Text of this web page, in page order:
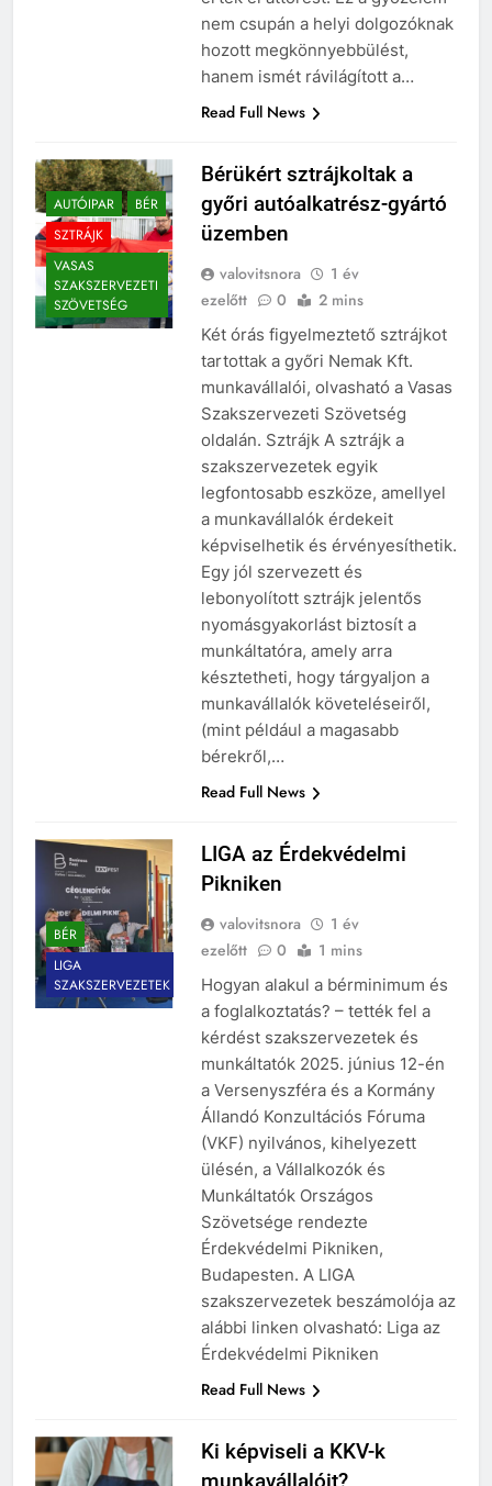
nem csupán a helyi dolgozóknak
hozott megkönnyebbülést,
hanem ismét rávilágított a…
Read Full News
AUTÓIPAR
BÉR
SZTRÁJK
VASAS
SZAKSZERVEZETI
SZÖVETSÉG
Bérükért sztrájkoltak a
győri autóalkatrész-gyártó
üzemben
valovitsnora
1 év
ezelőtt
0 2 mins
Két órás figyelmeztető sztrájkot
tartottak a győri Nemak Kft.
munkavállalói, olvasható a Vasas
Szakszervezeti Szövetség
oldalán. Sztrájk A sztrájk a
szakszervezetek egyik
legfontosabb eszköze, amellyel
a munkavállalók érdekeit
képviselhetik és érvényesíthetik.
Egy jól szervezett és
lebonyolított sztrájk jelentős
nyomásgyakorlást biztosít a
munkáltatóra, amely arra
késztetheti, hogy tárgyaljon a
munkavállalók követeléseiről,
(mint például a magasabb
bérekről,…
Read Full News
BÉR
LIGA
SZAKSZERVEZETEK
LIGA az Érdekvédelmi
Pikniken
valovitsnora
1 év
ezelőtt
0 1 mins
Hogyan alakul a bérminimum és
a foglalkoztatás? – tették fel a
kérdést szakszervezetek és
munkáltatók 2025. június 12-én
a Versenyszféra és a Kormány
Állandó Konzultációs Fóruma
(VKF) nyilvános, kihelyezett
ülésén, a Vállalkozók és
Munkáltatók Országos
Szövetsége rendezte
Érdekvédelmi Pikniken,
Budapesten. A LIGA
szakszervezetek beszámolója az
alábbi linken olvasható: Liga az
Érdekvédelmi Pikniken
Read Full News
Ki képviseli a KKV-k